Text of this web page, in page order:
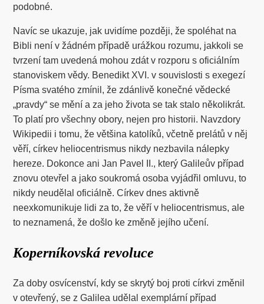
podobné.
Navíc se ukazuje, jak uvidíme později, že spoléhat na
Bibli není v žádném případě urážkou rozumu, jakkoli se
tvrzení tam uvedená mohou zdát v rozporu s oficiálním
stanoviskem vědy. Benedikt XVI. v souvislosti s exegezí
Písma svatého zmínil, že zdánlivě konečné vědecké
„pravdy“ se mění a za jeho života se tak stalo několikrát.
To platí pro všechny obory, nejen pro historii. Navzdory
Wikipedii i tomu, že většina katolíků, včetně prelátů v něj
věří, církev heliocentrismus nikdy nezbavila nálepky
hereze. Dokonce ani Jan Pavel II., který Galileův případ
znovu otevřel a jako soukromá osoba vyjádřil omluvu, to
nikdy neudělal oficiálně. Církev dnes aktivně
neexkomunikuje lidi za to, že věří v heliocentrismus, ale
to neznamená, že došlo ke změně jejího učení.
Koperníkovská revoluce
Za doby osvícenství, kdy se skrytý boj proti církvi změnil
v otevřený, se z Galilea udělal exemplární případ